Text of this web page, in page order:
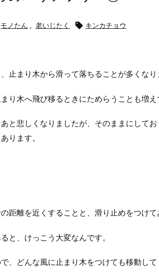
モノたん , 老いじたく  キンカチョウ
止まり木から滑って落ちることが多くなり
り木へ飛び移るときにためらうことも増
と悲しくなりましたが、そのままにして
ります。
距離を近くすることと、滑り止めをつけて
と、けっこう大変なんです。
、どんな風に止まり木をつけても移動し